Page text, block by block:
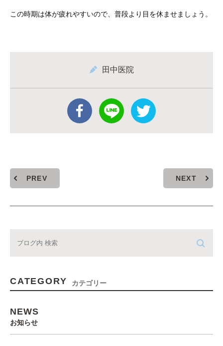
この時期は体が疲れやすいので、普段より目を休ませましょう。
田中医院
PREV NEXT
CATEGORY カテゴリー
NEWS
お知らせ